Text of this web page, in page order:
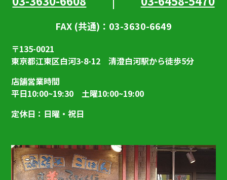
FAX (共通)：03-3630-6649
〒135-0021
東京都江東区白河3-8-12 清澄白河駅から徒歩5分
店舗営業時間
平日10:00~19:30 土曜10:00~19:00
定休日：日曜・祝日